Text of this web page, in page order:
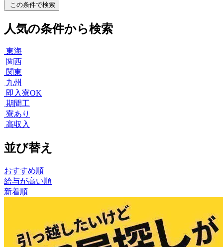
この条件で検索
人気の条件から検索
東海
関西
関東
九州
即入寮OK
期間工
寮あり
高収入
並び替え
おすすめ順
給与が高い順
新着順